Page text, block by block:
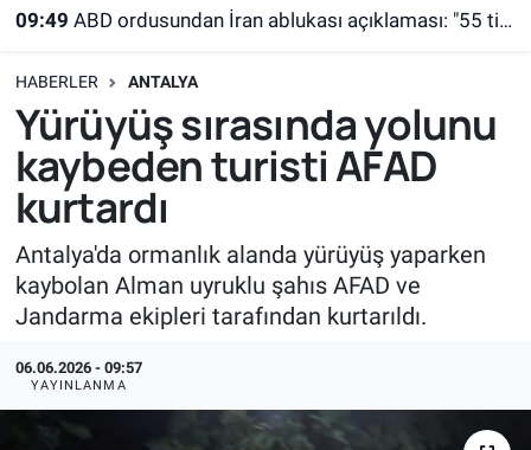
09:49 ABD ordusundan İran ablukası açıklaması: "55 ticari gemi farklı rotalara yönlendirildi"
HABERLER ANTALYA
Yürüyüş sırasında yolunu
kaybeden turisti AFAD
kurtardı
Antalya'da ormanlık alanda yürüyüş yaparken
kaybolan Alman uyruklu şahıs AFAD ve
Jandarma ekipleri tarafından kurtarıldı.
06.06.2026 - 09:57
YAYINLANMA
Süper Lig Puan Durumu ve Fikstür
Tüm Manşetler
Son Dakika Haberleri
Haber Arşivi